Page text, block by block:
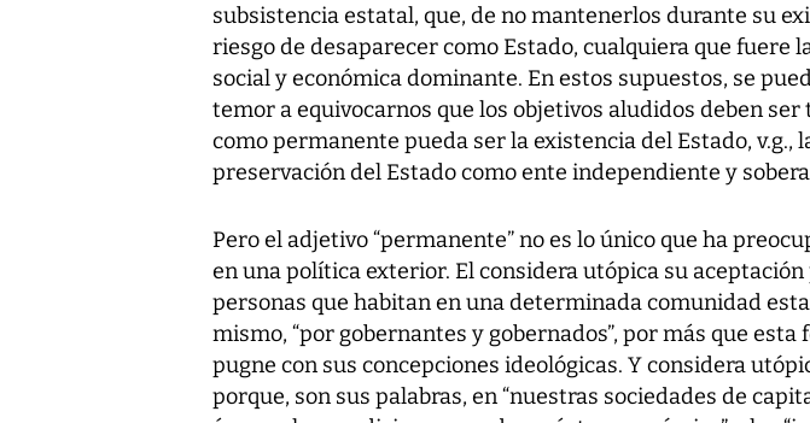
subsistencia estatal, que, de no mantenerlos durante su
riesgo de desaparecer como Estado, cualquiera que fuere
social y económica dominante. En estos supuestos, se
temor a equivocarnos que los objetivos aludidos deben
como permanente pueda ser la existencia del Estado, v.g.,
preservación del Estado como ente independiente y
Pero el adjetivo “permanente” no es lo único que ha
en una política exterior. El considera utópica su aceptación
personas que habitan en una determinada comunidad
mismo, “por gobernantes y gobernados”, por más que
pugne con sus concepciones ideológicas. Y considera
porque, son sus palabras, en “nuestras sociedades de